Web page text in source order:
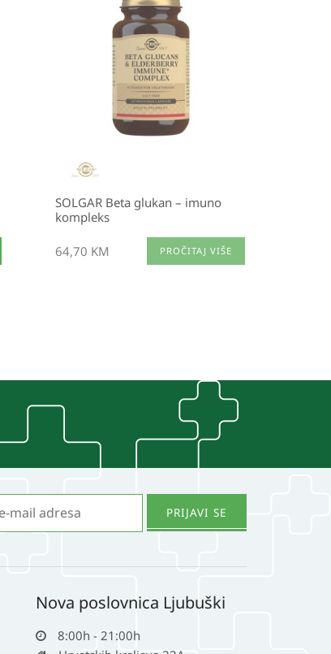
SOLGAR Beta glukan – imuno
kompleks
64,70 KM PROČITAJ VIŠE
Nova poslovnica Ljubuški
8:00h - 21:00h